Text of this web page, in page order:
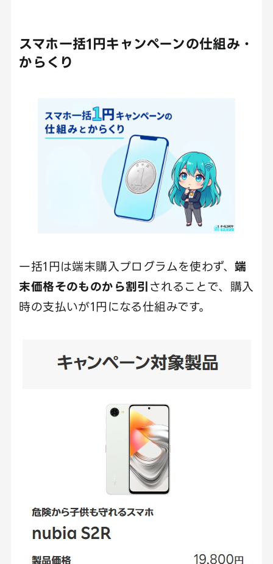
スマホ一括1円キャンペーンの仕組み・
からくり
一括1円は端末購入プログラムを使わず、端
末価格そのものから割引 されることで、購入
時の支払いが1円になる仕組みです。